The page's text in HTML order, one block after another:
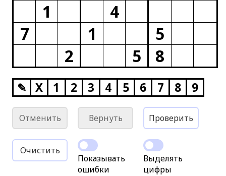
1
4
7
1
5
2
5 8
✎ X 1 2 3 4 5 6 7 8 9
Отменить Вернуть Проверить
Очистить
Показывать
ошибки
Выделять
цифры